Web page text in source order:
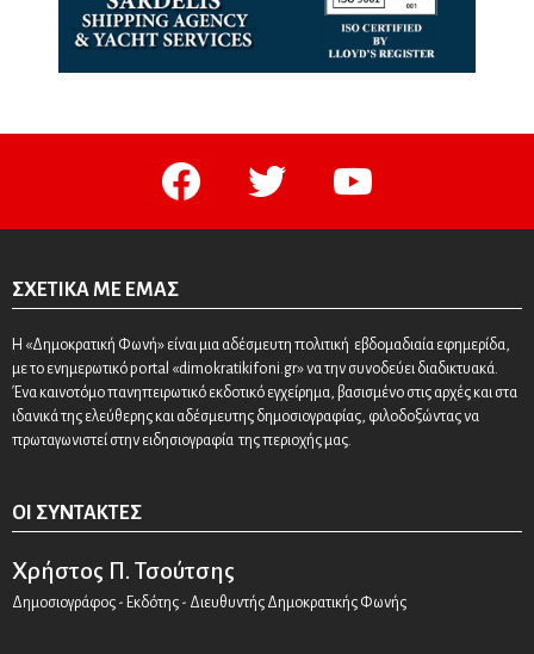
facebook twitter youtube
ΣΧΕΤΙΚΆ ΜΕ ΕΜΆΣ
Η «Δημοκρατική Φωνή» είναι μια αδέσμευτη πολιτική εβδομαδιαία εφημερίδα,
με το ενημερωτικό portal «dimokratikifoni.gr» να την συνοδεύει διαδικτυακά.
Ένα καινοτόμο πανηπειρωτικό εκδοτικό εγχείρημα, βασισμένο στις αρχές και στα
ιδανικά της ελεύθερης και αδέσμευτης δημοσιογραφίας, φιλοδοξώντας να
πρωταγωνιστεί στην ειδησιογραφία της περιοχής μας.
ΟΙ ΣΥΝΤΆΚΤΕΣ
Χρήστος Π. Τσούτσης
Δημοσιογράφος - Εκδότης - Διευθυντής Δημοκρατικής Φωνής